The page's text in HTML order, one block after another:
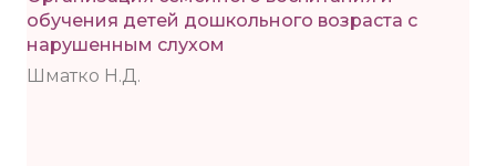
обучения детей дошкольного возраста с
нарушенным слухом
Шматко Н.Д.